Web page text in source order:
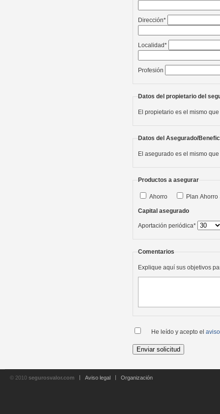
Dirección*
Localidad*
Profesión
Datos del propietario del
El propietario es el mismo
Datos del Asegurado/
El asegurado es el mismo
Productos a asegurar
Ahorro Plan Ahorro
Capital asegurado
Aportación periódica*
Comentarios
Explique aquí sus objetivos
He leído y acepto el
© 2010 segurosvalor.com Aviso legal Organización